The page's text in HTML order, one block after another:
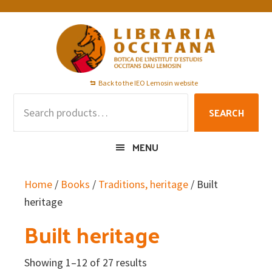
Skip
Skip
Skip
Back to the IEO Lemosin website
SEARCH
MENU
Home / Books / Traditions, heritage / Built
heritage
Built heritage
Showing 1–12 of 27 results